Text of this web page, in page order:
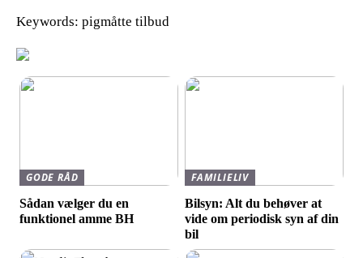
Keywords: pigmåtte tilbud
GODE RÅD
Sådan vælger du en
funktionel amme BH
FAMILIELIV
Bilsyn: Alt du behøver at
vide om periodisk syn af din
bil